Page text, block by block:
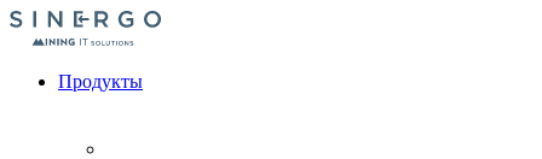
Продукты